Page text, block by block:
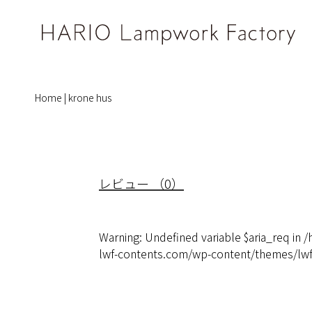
Home | krone hus
レビュー （0）
Warning: Undefined variable $aria_req in /
lwf-contents.com/wp-content/themes/